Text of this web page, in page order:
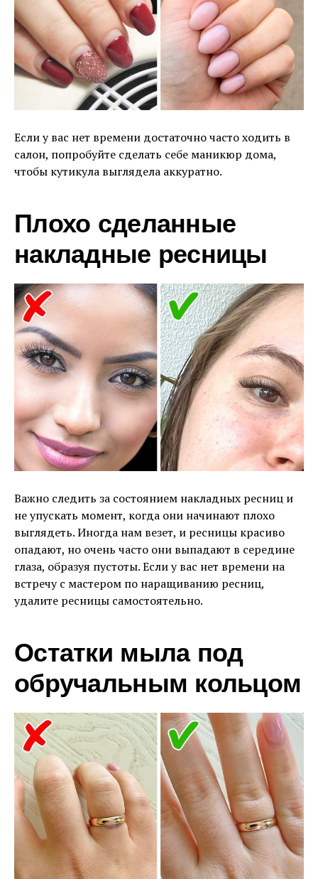
Если у вас нет времени достаточно часто ходить в
салон, попробуйте сделать себе маникюр дома,
чтобы кутикула выглядела аккуратно.
Плохо сделанные
накладные ресницы
Важно следить за состоянием накладных ресниц и
не упускать момент, когда они начинают плохо
выглядеть. Иногда нам везет, и ресницы красиво
опадают, но очень часто они выпадают в середине
глаза, образуя пустоты. Если у вас нет времени на
встречу с мастером по наращиванию ресниц,
удалите ресницы самостоятельно.
Остатки мыла под
обручальным кольцом